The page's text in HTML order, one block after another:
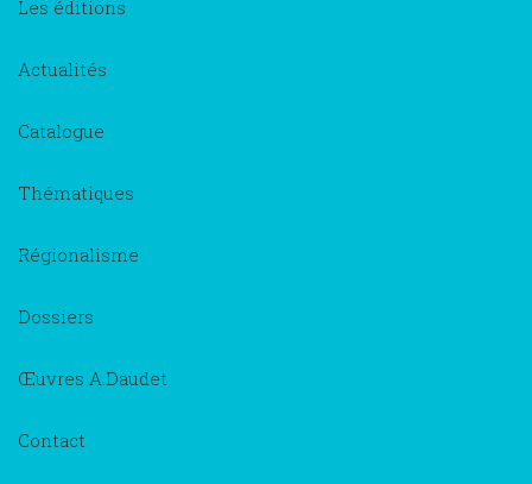
Les éditions
Actualités
Catalogue
Thématiques
Régionalisme
Dossiers
Œuvres A.Daudet
Contact